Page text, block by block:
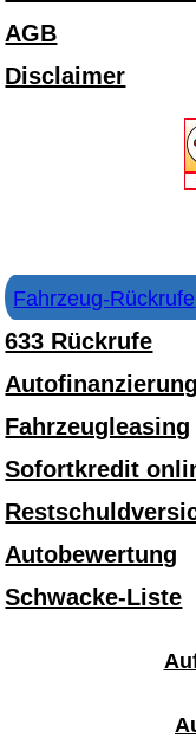
AGB
Disclaimer
Fahrzeug-Rückrufe
633 Rückrufe
Autofinanzierung
Fahrzeugleasing
Sofortkredit
Autobewertung
Schwacke-Liste